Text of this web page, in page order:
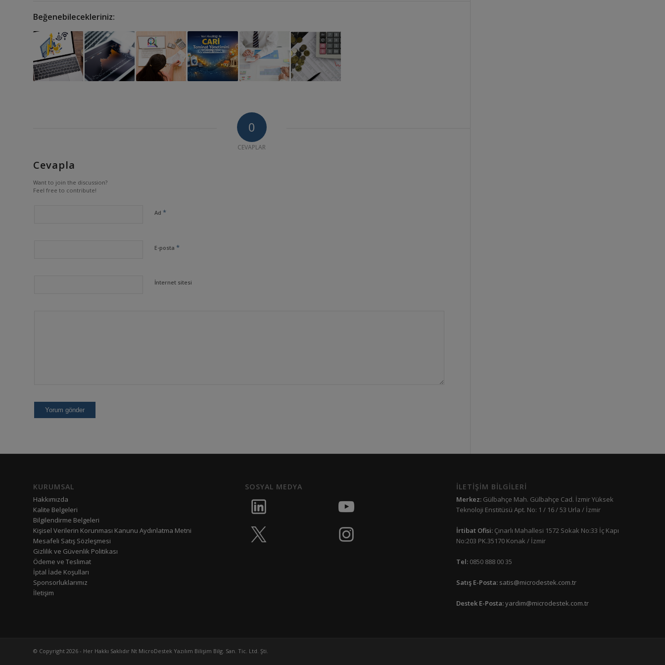
Beğenebilecekleriniz:
0
CEVAPLAR
Cevapla
Want to join the discussion?
Feel free to contribute!
Ad *
E-posta *
İnternet sitesi
KURUMSAL
Hakkımızda
Kalite Belgeleri
Bilgilendirme Belgeleri
Kişisel Verilerin Korunması Kanunu Aydınlatma Metni
Mesafeli Satış Sözleşmesi
Gizlilik ve Güvenlik Politikası
Ödeme ve Teslimat
İptal İade Koşulları
Sponsorluklarımız
İletişim
SOSYAL MEDYA İLETİŞİM BİLGİLERİ
Merkez: Gülbahçe Mah. Gülbahçe Cad. İzmir Yüksek
Teknoloji Enstitüsü Apt. No: 1 / 16 / 53 Urla / İzmir
İrtibat Ofisi: Çınarlı Mahallesi 1572 Sokak No:33 İç Kapı
No:203 PK.35170 Konak / İzmir
Tel: 0850 888 00 35
Satış E-Posta: satis@microdestek.com.tr
Destek E-Posta:yardim@microdestek.com.tr
© Copyright 2026 - Her Hakkı Saklıdır Nt MicroDestek Yazılım Bilişim Bilg. San. Tic. Ltd. Şti.